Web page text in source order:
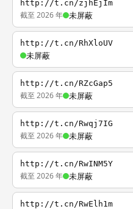
http://t.cn/zjhEjIm
截至 2026 年 未屏蔽
http://t.cn/RhXloUV
未屏蔽
http://t.cn/RZcGap5
截至 2026 年 未屏蔽
http://t.cn/Rwqj7IG
截至 2026 年 未屏蔽
http://t.cn/RwINM5Y
截至 2026 年 未屏蔽
http://t.cn/RwElh1m